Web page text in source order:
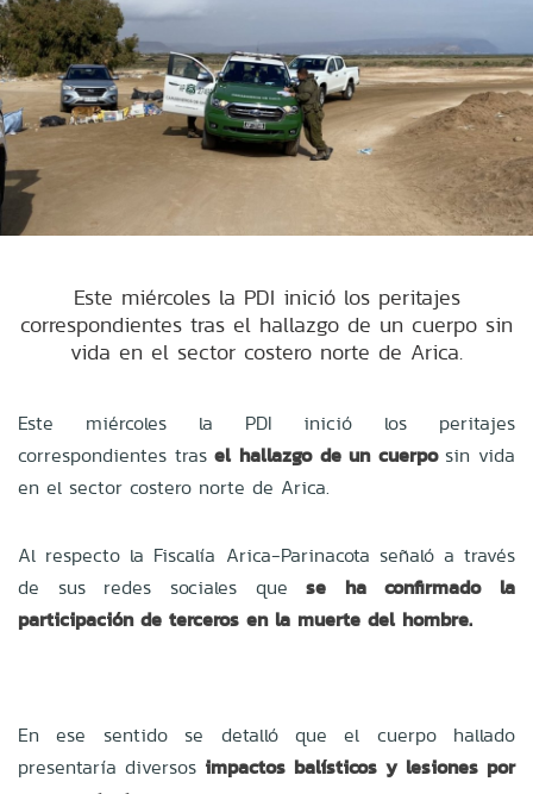
Este miércoles la PDI inició los peritajes
correspondientes tras el hallazgo de un cuerpo sin
vida en el sector costero norte de Arica.
Este miércoles la PDI inició los peritajes
correspondientes tras el hallazgo de un cuerpo sin vida
en el sector costero norte de Arica.
Al respecto la Fiscalía Arica-Parinacota señaló a través
de sus redes sociales que
se ha confirmado la
participación de terceros en la muerte del hombre.
En ese sentido se detalló que el cuerpo hallado
presentaría diversos impactos balísticos y lesiones por